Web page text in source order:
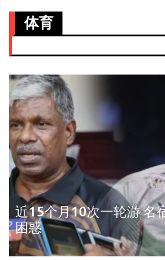
体育
近15个月10次一轮游 名
困惑